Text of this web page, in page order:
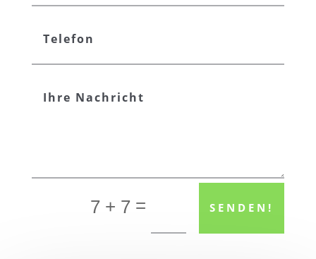
7 + 7 = SENDEN!